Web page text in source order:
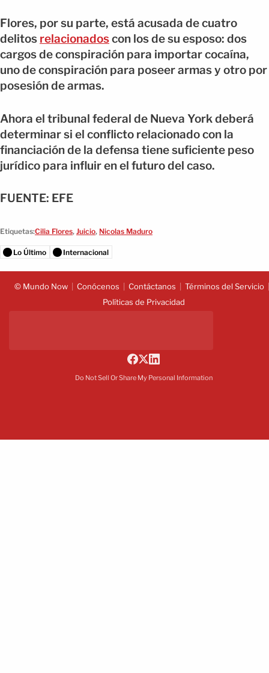
Flores, por su parte, está acusada de cuatro
delitos relacionadoscon los de su esposo: dos
cargos de conspiración para importar cocaína,
uno de conspiración para poseer armas y otro por
posesión de armas.
Ahora el tribunal federal de Nueva York deberá
determinar si el conflicto relacionado con la
financiación de la defensa tiene suficiente peso
jurídico para influir en el futuro del caso.
FUENTE: EFE
Etiquetas:Cilia Flores, Juicio, Nicolas Maduro
Lo Último Internacional
© Mundo Now Conócenos Contáctanos
Términos del Servicio
Políticas de Privacidad
Do Not Sell Or Share My Personal Information